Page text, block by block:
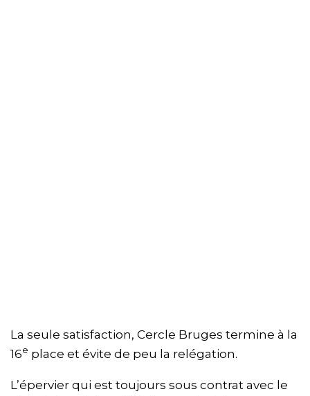
La seule satisfaction, Cercle Bruges termine à la
16e place et évite de peu la relégation.
L’épervier qui est toujours sous contrat avec le